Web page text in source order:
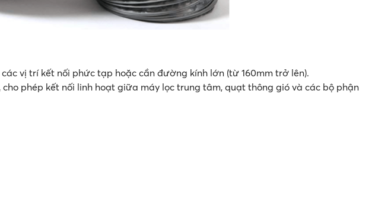
vị trí kết nối phức tạp hoặc cần đường kính lớn (từ 160mm trở lên).
cho phép kết nối linh hoạt giữa máy lọc trung tâm, quạt thông gió và các bộ phận